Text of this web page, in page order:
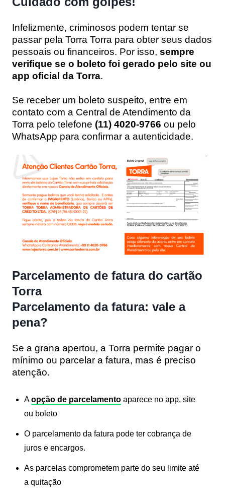
Infelizmente, criminosos podem tentar se
passar pela Torra Torra para obter seus dados
pessoais ou financeiros. Por isso, sempre
verifique se o boleto foi gerado pelo site ou
app oficial da Torra.
Se receber um boleto suspeito, entre em
contato com a Central de Atendimento da
Torra pelo telefone (11) 4020-9766 ou pelo
WhatsApp para confirmar a autenticidade.
Parcelamento de fatura do cartão
Torra
Parcelamento da fatura: vale a
pena?
Se a grana apertou, a Torra permite pagar o
mínimo ou parcelar a fatura, mas é preciso
atenção.
Aopção de parcelamento aparece no app, site
ou boleto
O parcelamento da fatura pode ter cobrança de
juros e encargos.
As parcelas comprometem parte do seu limite até
a quitação